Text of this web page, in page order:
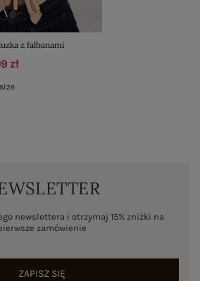
z falbanami
zł
newslettera i otrzymaj 15% zniżki na
zamówienie
ZAPISZ SIĘ